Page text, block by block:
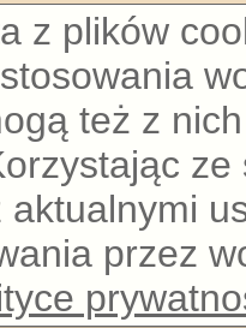
z plików
też z
przez